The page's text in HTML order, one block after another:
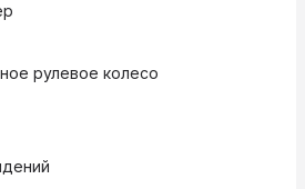
рулевое колесо